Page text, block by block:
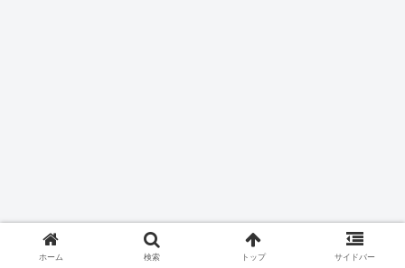
ホーム 検索 トップ サイドバー